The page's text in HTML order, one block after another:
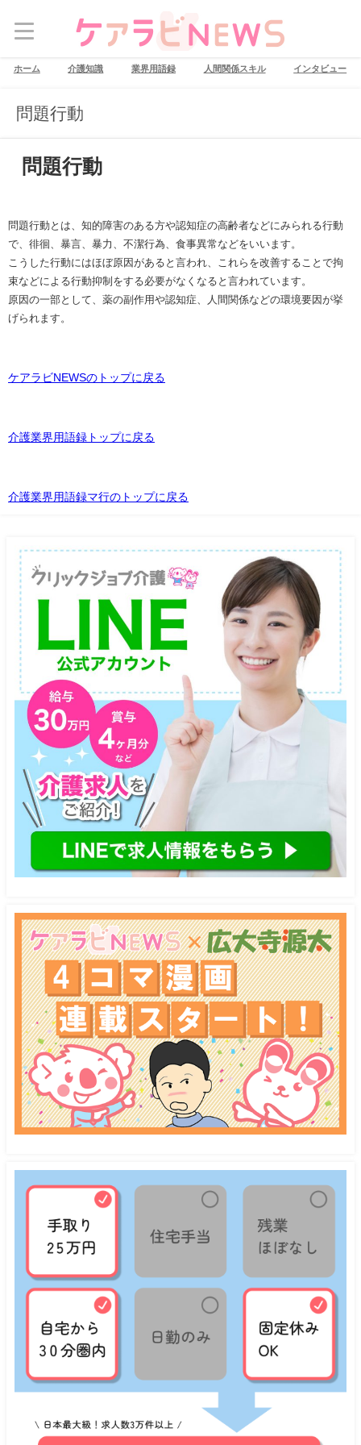
ホーム 介護知識 業界用語録 人間関係スキル インタビュー
問題行動
問題行動
問題行動とは、知的障害のある方や認知症の高齢者などにみられる行動
で、徘徊、暴言、暴力、不潔行為、食事異常などをいいます。
こうした行動にはほぼ原因があると言われ、これらを改善することで拘
束などによる行動抑制をする必要がなくなると言われています。
原因の一部として、薬の副作用や認知症、人間関係などの環境要因が挙
げられます。
ケアラビNEWSのトップに戻る
介護業界用語録トップに戻る
介護業界用語録マ行のトップに戻る